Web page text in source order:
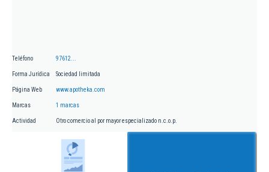
Teléfono 97612...
Forma Jurídica Sociedad limitada
Página Web www.apotheka.com
Marcas 1 marcas
Actividad Otro comercio al por mayor especializado n.c.o.p.